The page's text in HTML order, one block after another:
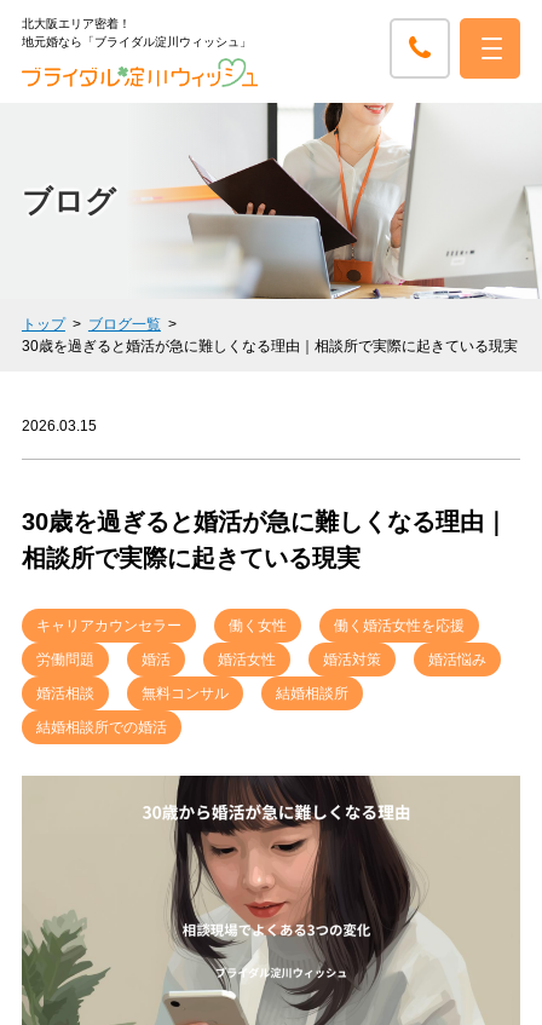
北大阪エリア密着！
地元婚なら「ブライダル淀川ウィッシュ」
ブログ
トップ
ブログ一覧
30歳を過ぎると婚活が急に難しくなる理由｜相談所で実際に起きている現実
2026.03.15
30歳を過ぎると婚活が急に難しくなる理由｜
相談所で実際に起きている現実
キャリアカウンセラー 働く女性
働く婚活女性を応援
労働問題
婚活 婚活女性 婚活対策
婚活悩み
婚活相談
無料コンサル
結婚相談所
結婚相談所での婚活